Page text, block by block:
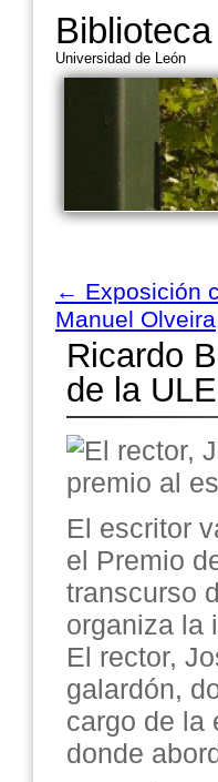
Universidad de León
← Exposición
Manuel
Ricardo
de la ULE
El escritor
el Premio
transcurso
organiza la
El rector,
galardón,
cargo de la
donde